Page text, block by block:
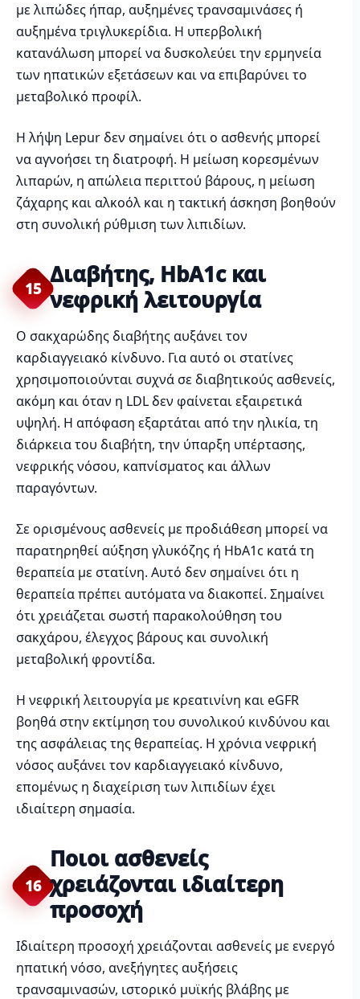
με λιπώδες ήπαρ, αυξημένες τρανσαμινάσες ή
αυξημένα τριγλυκερίδια. Η υπερβολική
κατανάλωση μπορεί να δυσκολεύει την ερμηνεία
των ηπατικών εξετάσεων και να επιβαρύνει το
μεταβολικό προφίλ.
Η λήψη Lepur δεν σημαίνει ότι ο ασθενής μπορεί
να αγνοήσει τη διατροφή. Η μείωση κορεσμένων
λιπαρών, η απώλεια περιττού βάρους, η μείωση
ζάχαρης και αλκοόλ και η τακτική άσκηση βοηθούν
στη συνολική ρύθμιση των λιπιδίων.
15 Διαβήτης, HbA1c και
νεφρική λειτουργία
Ο σακχαρώδης διαβήτης αυξάνει τον
καρδιαγγειακό κίνδυνο. Για αυτό οι στατίνες
χρησιμοποιούνται συχνά σε διαβητικούς ασθενείς,
ακόμη και όταν η LDL δεν φαίνεται εξαιρετικά
υψηλή. Η απόφαση εξαρτάται από την ηλικία, τη
διάρκεια του διαβήτη, την ύπαρξη υπέρτασης,
νεφρικής νόσου, καπνίσματος και άλλων
παραγόντων.
Σε ορισμένους ασθενείς με προδιάθεση μπορεί να
παρατηρηθεί αύξηση γλυκόζης ή HbA1c κατά τη
θεραπεία με στατίνη. Αυτό δεν σημαίνει ότι η
θεραπεία πρέπει αυτόματα να διακοπεί. Σημαίνει
ότι χρειάζεται σωστή παρακολούθηση του
σακχάρου, έλεγχος βάρους και συνολική
μεταβολική φροντίδα.
Η νεφρική λειτουργία με κρεατινίνη και eGFR
βοηθά στην εκτίμηση του συνολικού κινδύνου και
της ασφάλειας της θεραπείας. Η χρόνια νεφρική
νόσος αυξάνει τον καρδιαγγειακό κίνδυνο,
επομένως η διαχείριση των λιπιδίων έχει
ιδιαίτερη σημασία.
16
Ποιοι ασθενείς
χρειάζονται ιδιαίτερη
προσοχή
Ιδιαίτερη προσοχή χρειάζονται ασθενείς με ενεργό
ηπατική νόσο, ανεξήγητες αυξήσεις
τρανσαμινασών, ιστορικό μυϊκής βλάβης με